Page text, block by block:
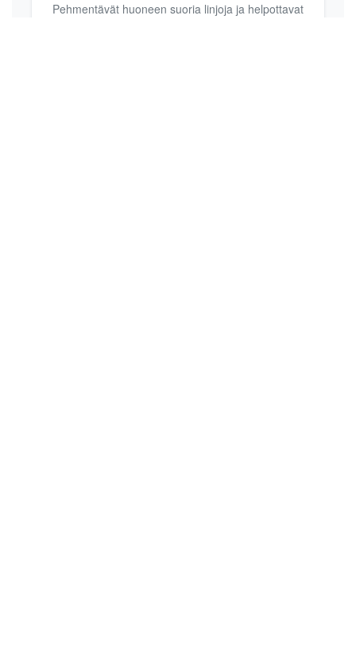
Pehmentävät huoneen suoria linjoja ja helpottavat